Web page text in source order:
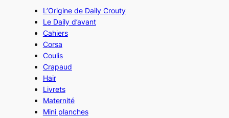
L’Origine de Daily Crouty
Le Daily d’avant
Cahiers
Corsa
Coulis
Crapaud
Hair
Livrets
Maternité
Mini planches